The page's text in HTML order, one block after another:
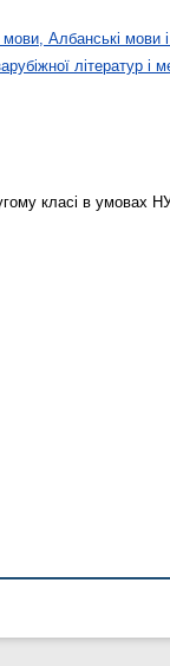
Албанські мови і
літератур і
класі в умовах